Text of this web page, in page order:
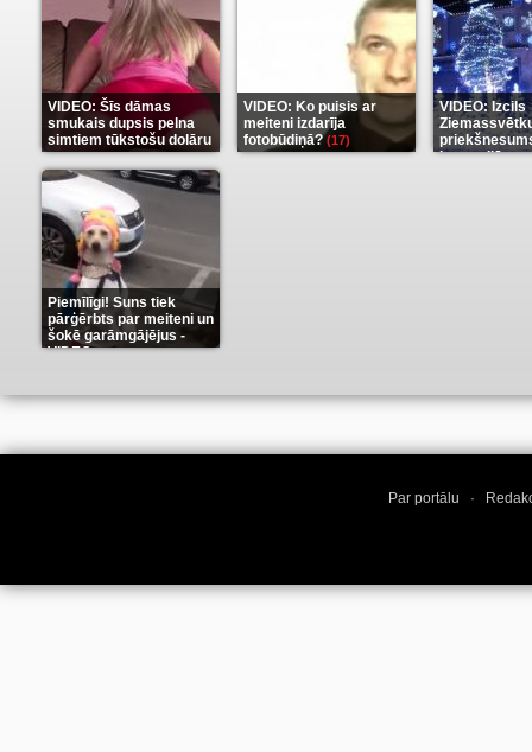
VIDEO: Šīs dāmas
smukais dupsis pelna
simtiem tūkstošu dolāru
(9)
VIDEO: Ko puisis ar
meiteni izdarīja
fotobūdiņā?(17)
VIDEO: Izcils
karu stilā(7)
Piemīlīgi! Suns tiek
pārģērbts par meiteni un
šokē garāmgājējus -
VIDEO(8)
Par portālu ·